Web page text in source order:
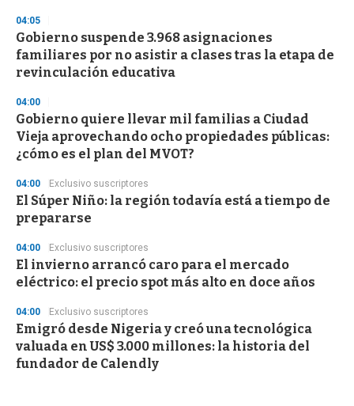
04:05
Gobierno suspende 3.968 asignaciones
familiares por no asistir a clases tras la etapa de
revinculación educativa
04:00
Gobierno quiere llevar mil familias a Ciudad
Vieja aprovechando ocho propiedades públicas:
¿cómo es el plan del MVOT?
04:00 Exclusivo suscriptores
El Súper Niño: la región todavía está a tiempo de
prepararse
04:00 Exclusivo suscriptores
El invierno arrancó caro para el mercado
eléctrico: el precio spot más alto en doce años
04:00 Exclusivo suscriptores
Emigró desde Nigeria y creó una tecnológica
valuada en US$ 3.000 millones: la historia del
fundador de Calendly